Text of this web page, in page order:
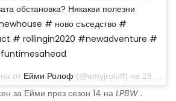
обстановка? Някакви полезни
# ново съседство #
# rollingin2020 #newadventure #
от Ейми Ролоф (@amyjroloff) на 28 декември 2019 г. в 9:48 ч. PST
за Ейми през сезон 14 на LPBW .